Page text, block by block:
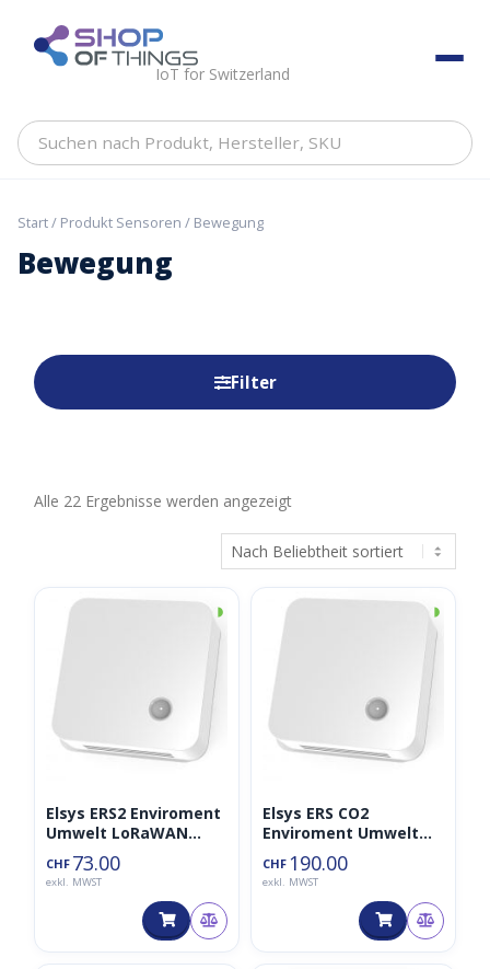
content ShopOfThings
IoT for Switzerland
Suchen
Hersteller,
Start/ Produkt Sensoren / Bewegung
Bewegung
Filter
Alle 22 Ergebnisse werden angezeigtNach
Beliebtheit
sortiert
◑
Elsys ERS2 Enviroment
Umwelt LoRaWAN
Sensor 868MHz
CHF 73.00
exkl. MWST
◑
Elsys ERS CO2
Enviroment Umwelt
LoRaWAN Sensor
868MHz
CHF 190.00
exkl. MWST